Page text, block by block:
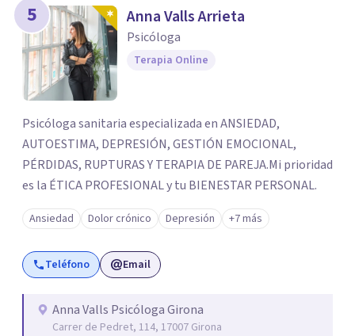
5 Anna Valls Arrieta
Psicóloga
Terapia Online
Psicóloga sanitaria especializada en ANSIEDAD,
AUTOESTIMA, DEPRESIÓN, GESTIÓN EMOCIONAL,
PÉRDIDAS, RUPTURAS Y TERAPIA DE PAREJA. ​Mi prioridad
es la ÉTICA PROFESIONAL y tu BIENESTAR PERSONAL.
Ansiedad Dolor crónico Depresión +7 más
Teléfono Email
Anna Valls Psicóloga Girona
Carrer de Pedret, 114, 17007 Girona